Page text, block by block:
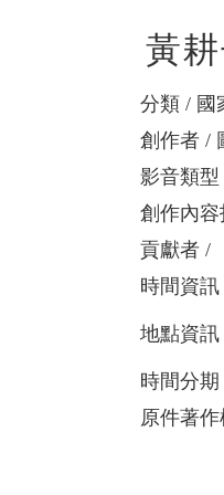
黃
分類
國
創作者
影音類型
創作內
貢獻者
時間資訊
地點資訊
時間分期
原件著